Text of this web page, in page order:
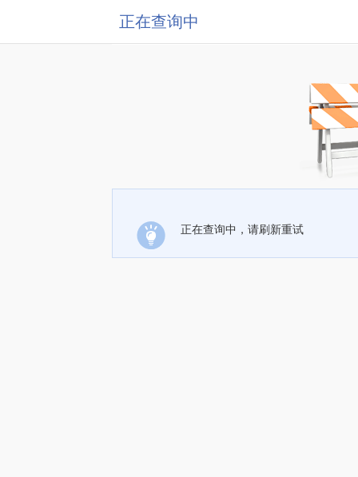
正在查询中
正在查询中，请刷新重试